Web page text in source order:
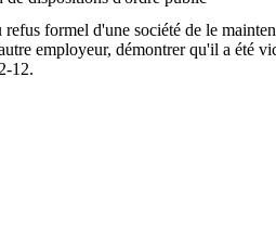
formel d'une société de le
employeur, démontrer qu'il a été
12.